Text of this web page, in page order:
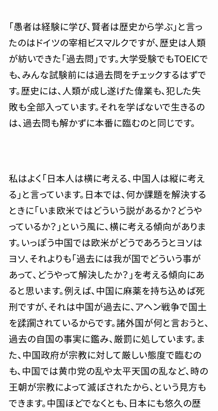
「愚者は経験に学び、賢者は歴史から学ぶ」と言っ
たのはドイツの宰相ビスマルクですが、歴史は人類
が紡いできた「過去問」です。大学受験でもTOEICで
も、みんな試験前には過去問をチェックするはずで
す。歴史には、人類が成し遂げた偉業も、犯した失
敗も全部入っています。それを学ばないで生きるの
は、過去問も解かずに本番に臨むのと同じです。
私はよく「日本人は横に考える、中国人は縦に考え
る」と言っています。日本では、何か課題を解決する
ときに「いま欧米ではどういう説があるか？どうや
っているか？」という風に、横に考える傾向がありま
す。いっぽう中国では欧米がどうであろうとヨソは
ヨソ、それよりも「過去には我が国でどういう事が
あって、どうやって解決したか？」を考える傾向にあ
ると思います。例えば、中国に麻薬を持ち込めば死
刑ですが、それは中国が過去に、アヘン戦争で国土
を蹂躙されているからです。諸外国が何と言おうと、
過去の自国の事実に鑑み、厳罰に処しています。ま
た、中国政府が宗教に対して厳しい態度で臨むの
も、中国では黄巾党の乱や太平天国の乱など、時の
王朝が宗教によって滅ぼされたから、という見方も
できます。中国ほどでなくとも、日本にも悠久の歴